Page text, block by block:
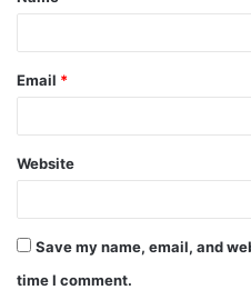
Email *
Website
Save my name, email, and
time I comment.